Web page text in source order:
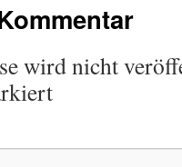
wird nicht